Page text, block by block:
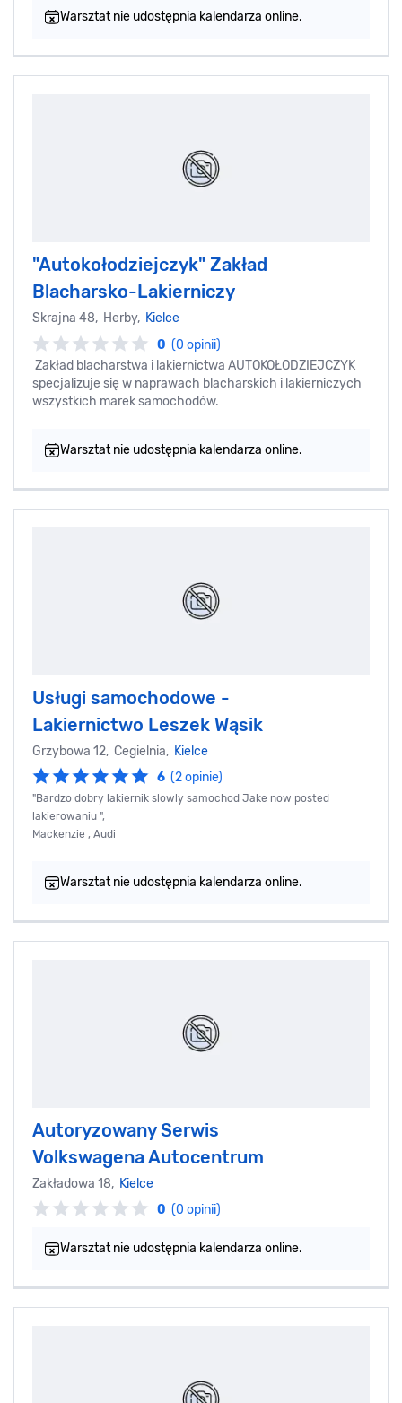
Warsztat nie udostępnia kalendarza online.
"Autokołodziejczyk" Zakład
Blacharsko-Lakierniczy
Skrajna 48, Herby, Kielce
0 (0 opinii)
Zakład blacharstwa i lakiernictwa AUTOKOŁODZIEJCZYK
specjalizuje się w naprawach blacharskich i lakierniczych
wszystkich marek samochodów.
Warsztat nie udostępnia kalendarza online.
Usługi samochodowe -
Lakiernictwo Leszek Wąsik
Grzybowa 12, Cegielnia, Kielce
6 (2 opinie)
"Bardzo dobry lakiernik slowly samochod Jake now posted
lakierowaniu ",
Mackenzie , Audi
Warsztat nie udostępnia kalendarza online.
Autoryzowany Serwis
Volkswagena Autocentrum
Zakładowa 18, Kielce
0 (0 opinii)
Warsztat nie udostępnia kalendarza online.